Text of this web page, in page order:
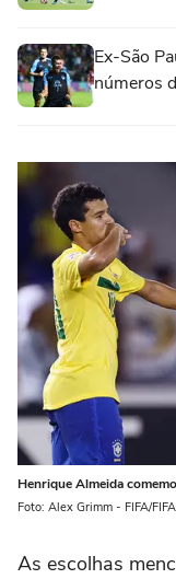
Ex-São
números
Henrique Almeida
Foto: Alex Grimm - FIFA/
As escolhas